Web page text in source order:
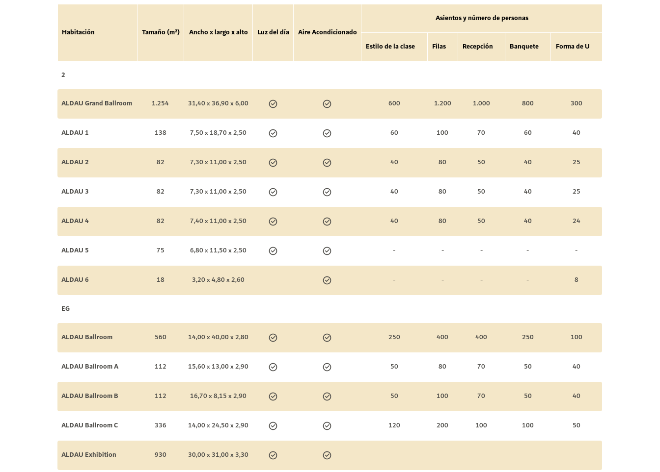
Habitación Tamaño (m²) Ancho x largo x alto Luz del día Aire Acondicionado
Asientos y número de personas
Estilo de la clase Filas Recepción Banquete Forma de U
2
ALDAU Grand Ballroom 1.254 31,40 x 36,90 x 6,00 600 1.200 1.000 800 300
ALDAU 1 138 7,50 x 18,70 x 2,50 60 100 70 60 40
ALDAU 2 82 7,30 x 11,00 x 2,50 40 80 50 40 25
ALDAU 3 82 7,30 x 11,00 x 2,50 40 80 50 40 25
ALDAU 4 82 7,40 x 11,00 x 2,50 40 80 50 40 24
ALDAU 5 75 6,80 x 11,50 x 2,50 - - - - -
ALDAU 6 18 3,20 x 4,80 x 2,60 - - - - 8
EG
ALDAU Ballroom 560 14,00 x 40,00 x 2,80 250 400 400 250 100
ALDAU Ballroom A 112 15,60 x 13,00 x 2,90 50 80 70 50 40
ALDAU Ballroom B 112 16,70 x 8,15 x 2,90 50 100 70 50 40
ALDAU Ballroom C 336 14,00 x 24,50 x 2,90 120 200 100 100 50
ALDAU Exhibition 930 30,00 x 31,00 x 3,30